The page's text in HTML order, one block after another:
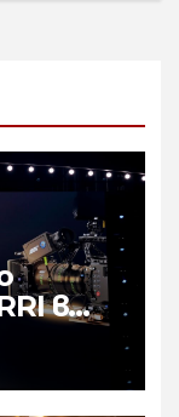
в
на